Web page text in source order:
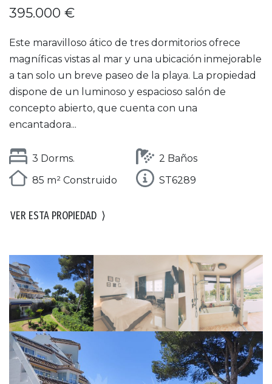
395.000 €
Este maravilloso ático de tres dormitorios ofrece
magníficas vistas al mar y una ubicación inmejorable
a tan solo un breve paseo de la playa. La propiedad
dispone de un luminoso y espacioso salón de
concepto abierto, que cuenta con una
encantadora...
3 Dorms.
2 Baños
85 m² Construido
ST6289
VER ESTA PROPIEDAD ⟩